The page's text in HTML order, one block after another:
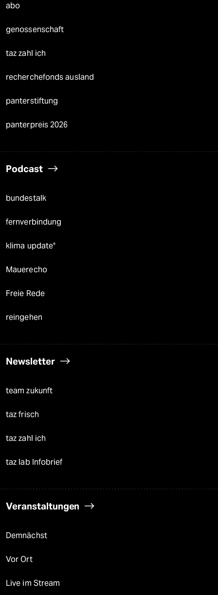
abo
genossenschaft
taz zahl ich
recherchefonds ausland
panterstiftung
panterpreis 2026
Podcast
bundestalk
fernverbindung
klima update°
Mauerecho
Freie Rede
reingehen
Newsletter
team zukunft
taz frisch
taz zahl ich
taz lab Infobrief
Veranstaltungen
Demnächst
Vor Ort
Live im Stream